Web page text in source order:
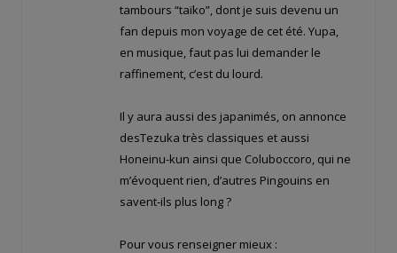
tambours “taïko”, dont je suis devenu un
fan depuis mon voyage de cet été. Yupa,
en musique, faut pas lui demander le
raffinement, c’est du lourd.
Il y aura aussi des japanimés, on annonce
desTezuka très classiques et aussi
Honeinu-kun ainsi que Coluboccoro, qui ne
m’évoquent rien, d’autres Pingouins en
savent-ils plus long ?
Pour vous renseigner mieux :